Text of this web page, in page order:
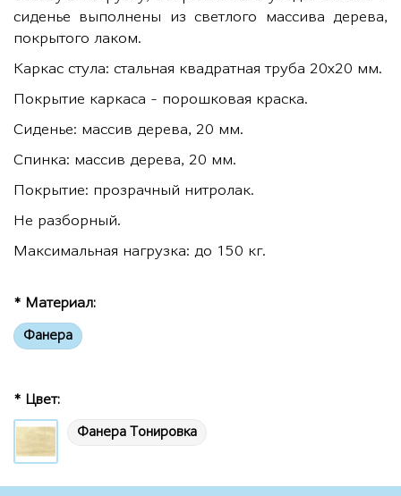
сиденье выполнены из светлого массива дерева,
покрытого лаком.
Каркас стула: стальная квадратная труба 20х20 мм.
Покрытие каркаса - порошковая краска.
Сиденье: массив дерева, 20 мм.
Спинка: массив дерева, 20 мм.
Покрытие: прозрачный нитролак.
Не разборный.
Максимальная нагрузка: до 150 кг.
* Материал:
Фанера
* Цвет:
Фанера Тонировка